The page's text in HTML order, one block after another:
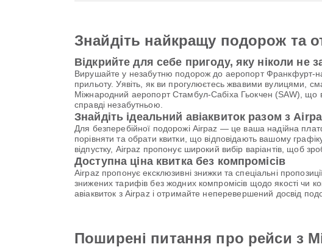
Знайдіть найкращу подорож та
Відкрийте для себе пригоду, яку ніколи не
Вирушайте у незабутню подорож до аеропорт Франкфурт-
прильоту. Уявіть, як ви прогулюєтесь жвавими вулицями,
Міжнародний аеропорт Стамбул-Сабіха Гьокчен (SAW), що
справді незабутньою.
Знайдіть ідеальний авіаквиток разом з
Для безперебійної подорожі Airpaz — це ваша надійна
порівняти та обрати квитки, що відповідають вашому
відпустку, Airpaz пропонує широкий вибір варіантів, щоб
Доступна ціна квитка без компромісів
Airpaz пропонує ексклюзивні знижки та спеціальні
знижених тарифів без жодних компромісів щодо якості
авіаквиток з Airpaz і отримайте неперевершений досвід
Поширені питання про рейси з